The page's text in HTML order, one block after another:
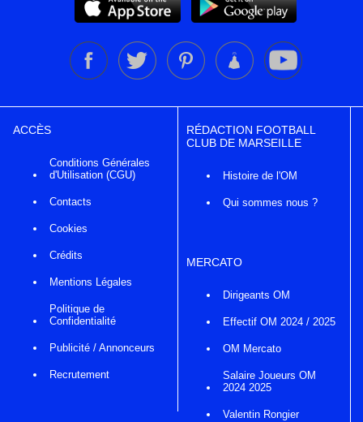
ACCÈS
Conditions Générales
d'Utilisation (CGU)
Contacts
Cookies
Crédits
Mentions Légales
Politique de
Confidentialité
Publicité / Annonceurs
Recrutement
RÉDACTION FOOTBALL
CLUB DE MARSEILLE
Histoire de l'OM
Qui sommes nous ?
MERCATO
Dirigeants OM
Effectif OM 2024 / 2025
OM Mercato
Salaire Joueurs OM
2024 2025
Valentin Rongier